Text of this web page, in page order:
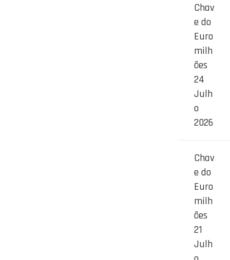
Chav
e do
Euro
milh
ões
24
Julh
o
2026
Chav
e do
Euro
milh
ões
21
Julh